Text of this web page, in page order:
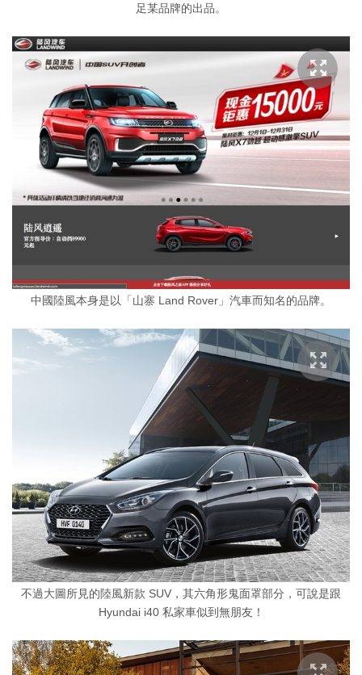
足某品牌的出品。
中國陸風本身是以「山寨 Land Rover」汽車而知名的品牌。
不過大圖所見的陸風新款 SUV，其六角形鬼面罩部分，可說是跟
Hyundai i40 私家車似到無朋友！